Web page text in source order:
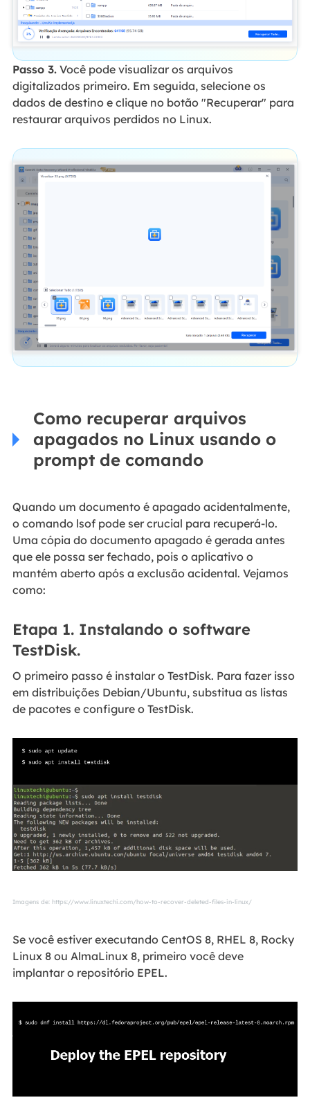
Passo 3.Você pode visualizar os arquivos
digitalizados primeiro. Em seguida, selecione os
dados de destino e clique no botão "Recuperar" para
restaurar arquivos perdidos no Linux.
Como recuperar arquivos
apagados no Linux usando o
prompt de comando
Quando um documento é apagado acidentalmente,
o comando lsof pode ser crucial para recuperá-lo.
Uma cópia do documento apagado é gerada antes
que ele possa ser fechado, pois o aplicativo o
mantém aberto após a exclusão acidental. Vejamos
como:
Etapa 1. Instalando o software
TestDisk.
O primeiro passo é instalar o TestDisk. Para fazer isso
em distribuições Debian/Ubuntu, substitua as listas
de pacotes e configure o TestDisk.
Imagens de: https://www.linuxtechi.com/how-to-recover-deleted-files-in-linux/
Se você estiver executando CentOS 8, RHEL 8, Rocky
Linux 8 ou AlmaLinux 8, primeiro você deve
implantar o repositório EPEL.